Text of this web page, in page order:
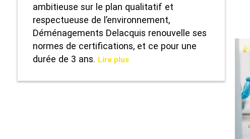
ambitieuse sur le plan qualitatif et
respectueuse de l’environnement,
Déménagements Delacquis renouvelle ses
normes de certifications, et ce pour une
durée de 3 ans. Lire plus